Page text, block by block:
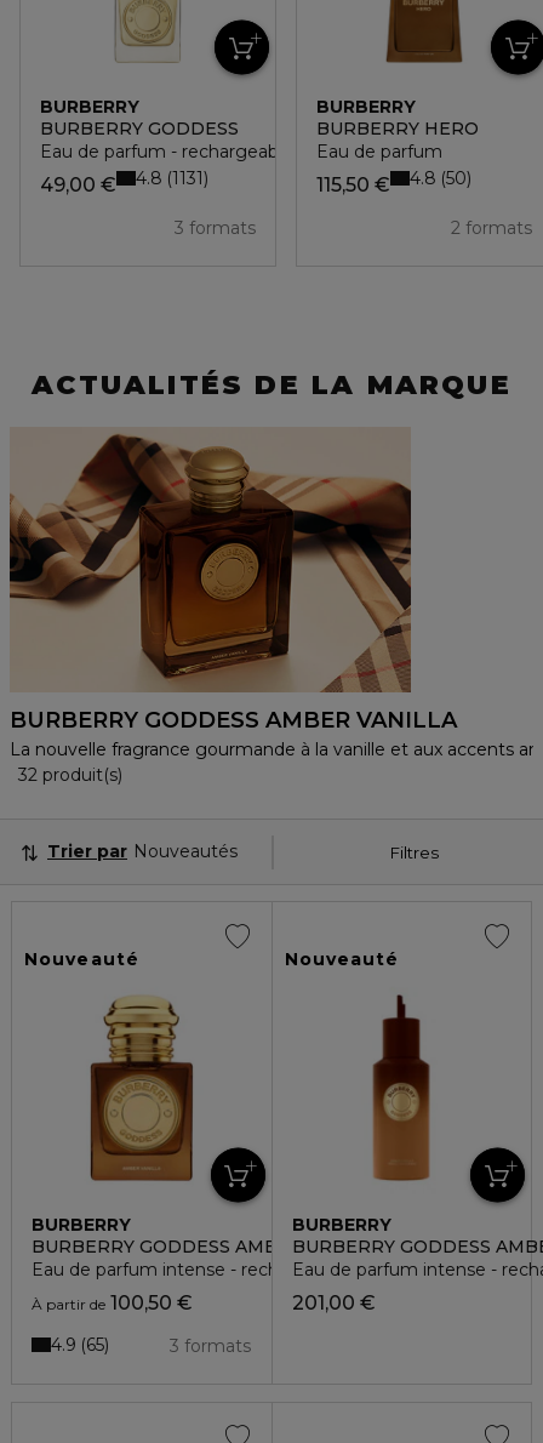
BURBERRY
BURBERRY GODDESS
Eau de parfum - rechargeable
49,00 €
3 formats
4.8 1131
BURBERRY
BURBERRY HERO
Eau de parfum
115,50 €
2 formats
4.8 50
ACTUALITÉS DE LA MARQUE
BURBERRY GODDESS AMBER VANILLA
La nouvelle fragrance gourmande à la vanille et aux accents
32 produit(s)
Filtres
Trier par Nouveautés
Nouveauté
BURBERRY
BURBERRY GODDESS AMBER VANILLA
Eau de parfum intense - rechargeable
À partir de 100,50 €
3 formats
4.9 65
Nouveauté
BURBERRY
BURBERRY GODDESS
Eau de parfum intense -
201,00 €